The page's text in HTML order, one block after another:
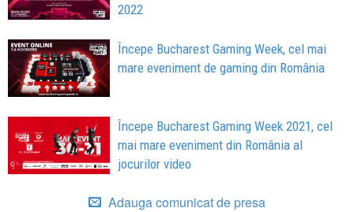
2022
Începe Bucharest Gaming Week, cel mai
mare eveniment de gaming din România
Începe Bucharest Gaming Week 2021, cel
mai mare eveniment din România al
jocurilor video
Adauga comunicat de presa